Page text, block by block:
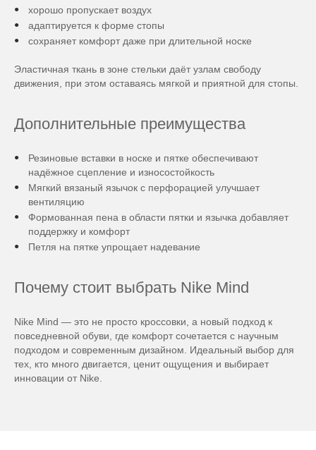
хорошо пропускает воздух
адаптируется к форме стопы
сохраняет комфорт даже при длительной носке
Эластичная ткань в зоне стельки даёт узлам свободу
движения, при этом оставаясь мягкой и приятной для стопы.
Дополнительные преимущества
Резиновые вставки в носке и пятке обеспечивают
надёжное сцепление и износостойкость
Мягкий вязаный язычок с перфорацией улучшает
вентиляцию
Формованная пена в области пятки и язычка добавляет
поддержку и комфорт
Петля на пятке упрощает надевание
Почему стоит выбрать Nike Mind
Nike Mind — это не просто кроссовки, а новый подход к
повседневной обуви, где комфорт сочетается с научным
подходом и современным дизайном. Идеальный выбор для
тех, кто много двигается, ценит ощущения и выбирает
инновации от Nike.